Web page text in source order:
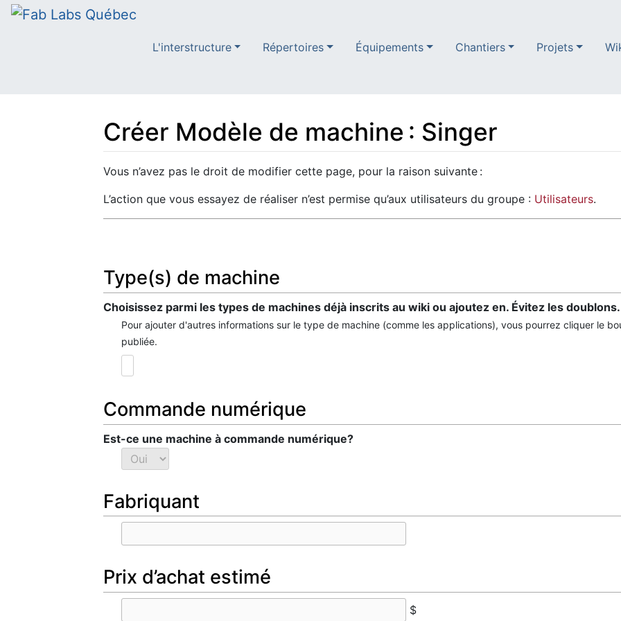
L'interstructure Répertoires Équipements Chantiers Projets
Créer Modèle de machine : Singer
Aller à :navigation, rechercher
Vous n’avez pas le droit de modifier cette page, pour la raison suivante :
L’action que vous essayez de réaliser n’est permise qu’aux utilisateurs du groupe : Utilisateurs.
Type(s) de machine
Choisissez parmi les types de machines déjà inscrits au wiki ou ajoutez en. Évitez les doublons.
Pour ajouter d'autres informations sur le type de machine (comme les applications), vous pourrez cliquer le
publiée.
Commande numérique
Est-ce une machine à commande numérique?
Fabriquant
Prix d’achat estimé
$